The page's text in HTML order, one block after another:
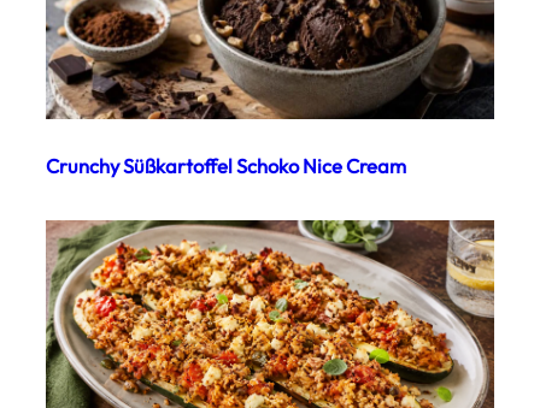
Crunchy Süßkartoffel Schoko Nice Cream